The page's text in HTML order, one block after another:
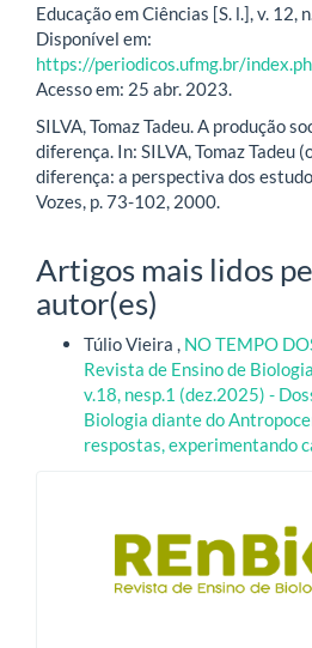
Educação em Ciências [S. l.], v. 12,
Disponível em:
https://periodicos.ufmg.br/
Acesso em: 25 abr. 2023.
SILVA, Tomaz Tadeu. A produção
diferença. In: SILVA, Tomaz Tadeu
diferença: a perspectiva dos
Vozes, p. 73-102, 2000.
Artigos mais lidos
autor(es)
Túlio Vieira , NO TEMPO
Revista de Ensino de
v.18, nesp.1 (dez.2025) -
Biologia diante do
respostas, experimentando